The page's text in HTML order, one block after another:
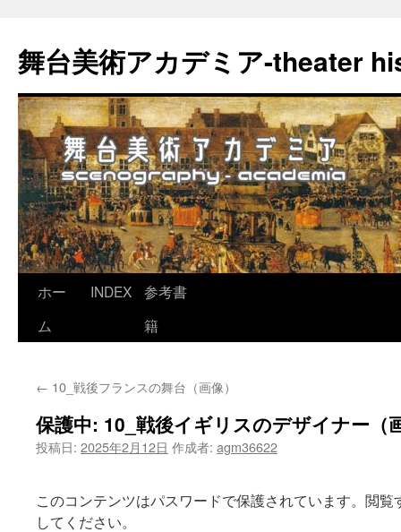
舞台美術アカデミア-theater
ン
ツ
へ
ホー
ム
INDEX
参考書
籍
← 10_戦後フランスの舞台（画像）
保護中: 10_戦後イギリスのデザイナー（
投稿日: 2025年2月12日 作成者: agm36622
このコンテンツはパスワードで保護されています。閲
してください。